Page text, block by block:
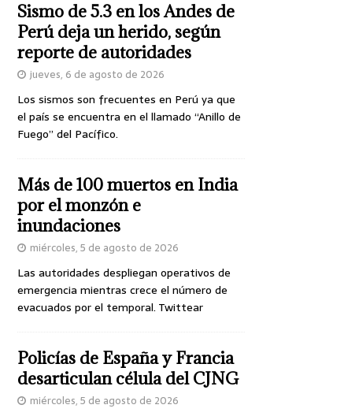
Sismo de 5.3 en los Andes de
Perú deja un herido, según
reporte de autoridades
jueves, 6 de agosto de 2026
Los sismos son frecuentes en Perú ya que
el país se encuentra en el llamado “Anillo de
Fuego” del Pacífico.
Más de 100 muertos en India
por el monzón e
inundaciones
miércoles, 5 de agosto de 2026
Las autoridades despliegan operativos de
emergencia mientras crece el número de
evacuados por el temporal. Twittear
Policías de España y Francia
desarticulan célula del CJNG
miércoles, 5 de agosto de 2026